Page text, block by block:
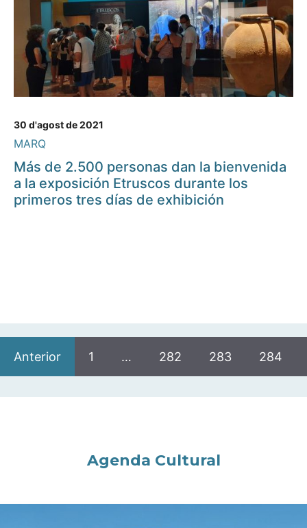
30 d'agost de 2021
MARQ
Más de 2.500 personas dan la bienvenida
a la exposición Etruscos durante los
primeros tres días de exhibición
Anterior 1 … 282 283 284
Agenda Cultural